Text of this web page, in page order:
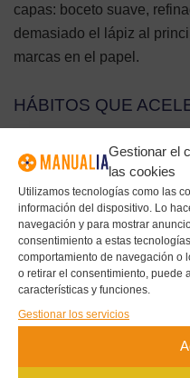
Gestionar el
las cookies
Utilizamos tecnologías como las
información del dispositivo. Lo
navegación y para mostrar
consentimiento a estas
comportamiento de navegación o
o retirar el consentimiento, puede
características y funciones.
Gestionar los servicios
capas: boceto suave,
demasiado el lápiz al
marcas en el papel.
HÁBITOS QUE
constancia supera a las
esporádicas. Copia
cómo resuelven ojos, pelo
sino para aprender—.
saber dónde van los
evita rigideces. Y guarda
motivación. Con estas
copiar a crear personajes